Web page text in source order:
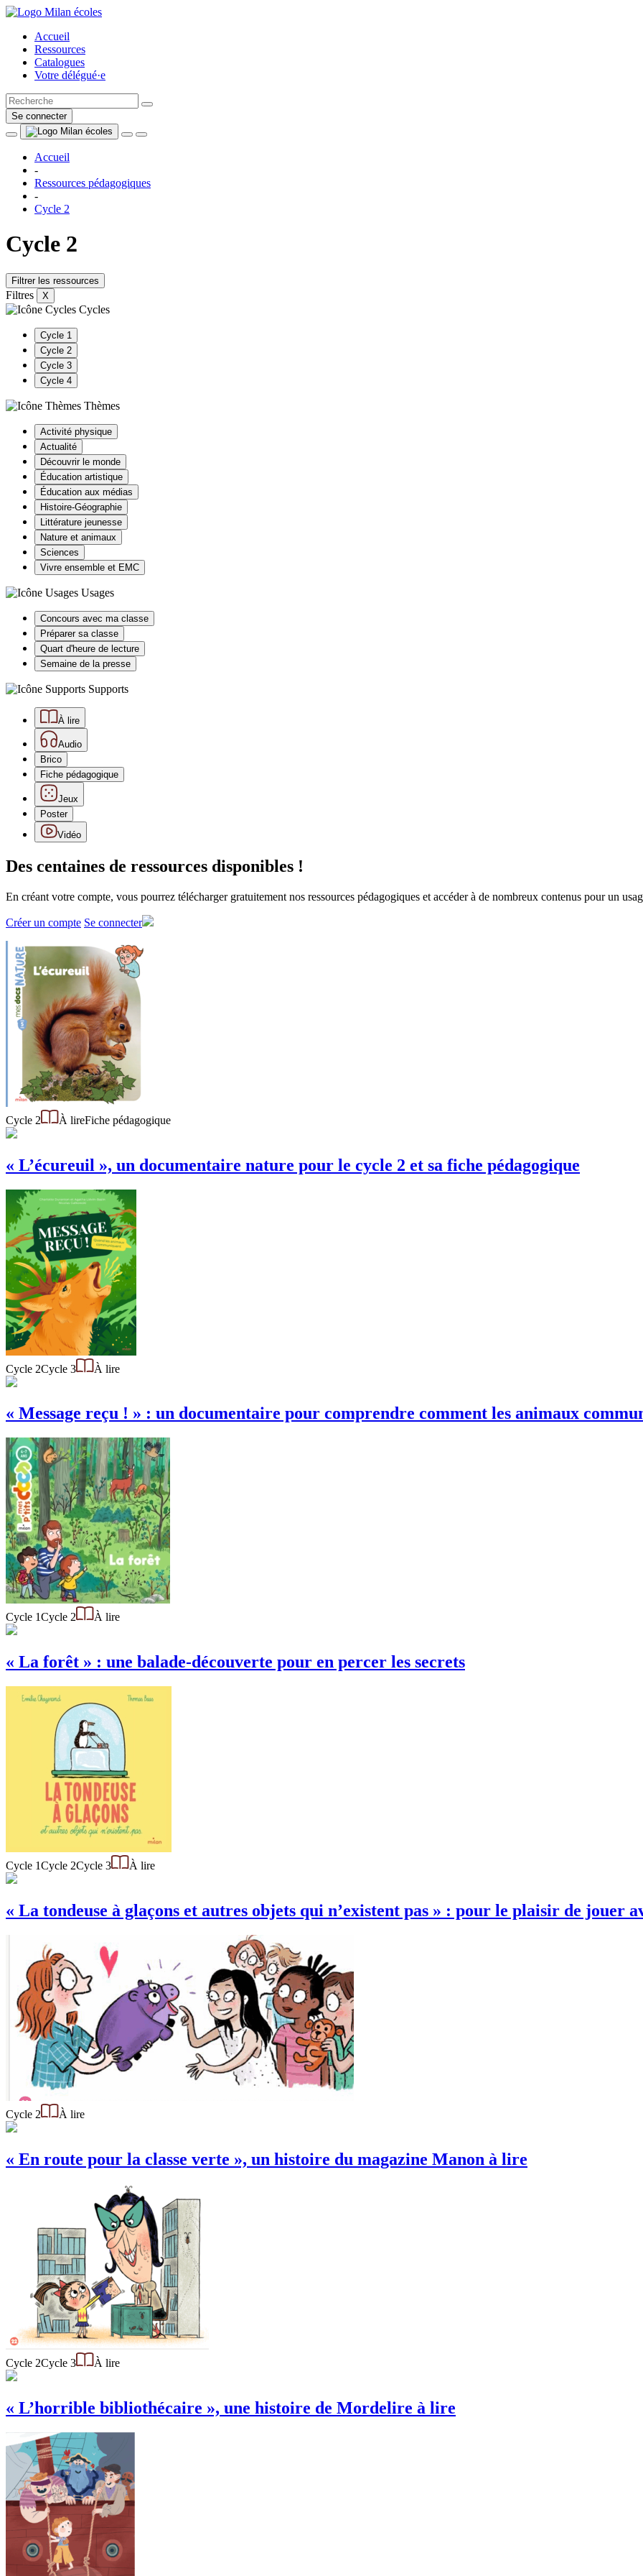
Accueil
Ressources
Catalogues
Votre délégué·e
Se connecter
Accueil
-
Ressources pédagogiques
-
Cycle 2
Cycle 2
Filtrer les ressources
Filtres X
Cycles
Cycle 1
Cycle 2
Cycle 3
Cycle 4
Thèmes
Activité physique
Actualité
Découvrir le monde
Éducation artistique
Éducation aux médias
Histoire-Géographie
Littérature jeunesse
Nature et animaux
Sciences
Vivre ensemble et EMC
Usages
Concours avec ma classe
Préparer sa classe
Quart d'heure de lecture
Semaine de la presse
Supports
À lire
Audio
Brico
Fiche pédagogique
Jeux
Poster
Vidéo
Des centaines de ressources disponibles !
En créant votre compte, vous pourrez télécharger gratuitement nos ressources pédagogiques et accéder à de nombreux contenus pour un
Créer un compte Se connecter
Cycle 2 À lireFiche pédagogique
« L’écureuil », un documentaire nature pour le cycle 2 et sa fiche pédagogique
Cycle 2Cycle 3 À lire
« Message reçu ! » : un documentaire pour comprendre comment les animaux
Cycle 1Cycle 2 À lire
« La forêt » : une balade-découverte pour en percer les secrets
Cycle 1Cycle 2Cycle 3 À lire
« La tondeuse à glaçons et autres objets qui n’existent pas » : pour le plaisir de jouer
Cycle 2 À lire
« En route pour la classe verte », un histoire du magazine Manon à lire
Cycle 2Cycle 3 À lire
« L’horrible bibliothécaire », une histoire de Mordelire à lire